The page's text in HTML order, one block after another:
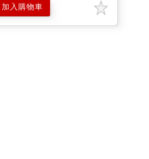
加入購物車